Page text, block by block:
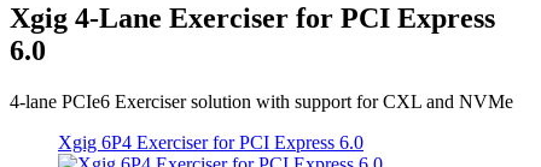
Xgig 4-Lane Exerciser for PCI Express
6.0
4-lane PCIe6 Exerciser solution with support for CXL and NVMe
Xgig 6P4 Exerciser for PCI Express 6.0